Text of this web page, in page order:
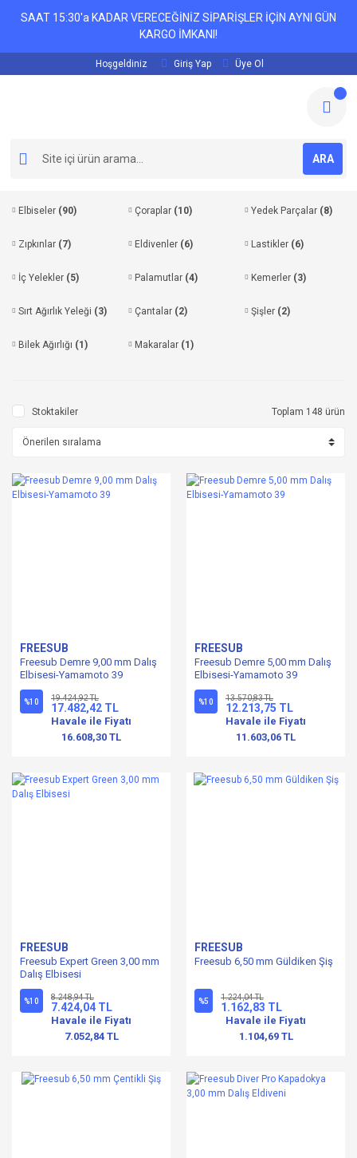
SAAT 15:30'a KADAR VERECEĞİNİZ SİPARİŞLER İÇİN AYNI GÜN
KARGO İMKANI!
Hoşgeldiniz Giriş Yap Üye Ol
ARA
Elbiseler (90) Çoraplar (10) Yedek Parçalar (8)
Zıpkınlar (7) Eldivenler (6) Lastikler (6)
İç Yelekler (5) Palamutlar (4) Kemerler (3)
Sırt Ağırlık Yeleği (3) Çantalar (2) Şişler (2)
Bilek Ağırlığı (1) Makaralar (1)
Stoktakiler Toplam 148 ürün
FREESUB
Freesub Demre 9,00 mm Dalış
Elbisesi-Yamamoto 39
%10 19.424,92 TL
17.482,42 TL
Havale ile Fiyatı
16.608,30 TL
FREESUB
Freesub Demre 5,00 mm Dalış
Elbisesi-Yamamoto 39
%10 13.570,83 TL
12.213,75 TL
Havale ile Fiyatı
11.603,06 TL
FREESUB
Freesub Expert Green 3,00 mm
Dalış Elbisesi
%10 8.248,94 TL
7.424,04 TL
Havale ile Fiyatı
7.052,84 TL
FREESUB
Freesub 6,50 mm Güldiken Şiş
%5 1.224,04 TL
1.162,83 TL
Havale ile Fiyatı
1.104,69 TL